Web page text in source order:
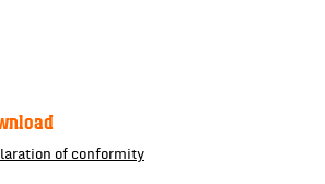
of conformity